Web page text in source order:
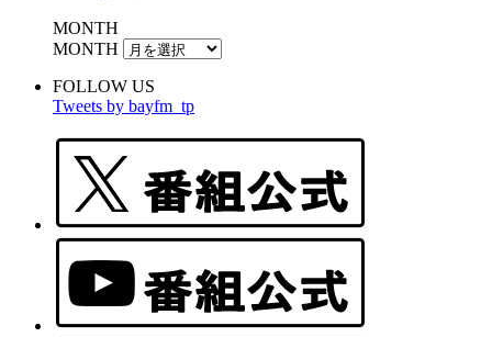
MONTH
MONTH
FOLLOW US
Tweets by bayfm_tp